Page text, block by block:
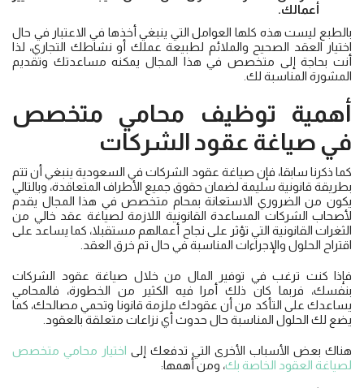
أعمالك.
بالطبع ليست هذه كلها العوامل التي ينبغي أخذها في الاعتبار في حال
اختيار العقد الصحيح والملائم لطبيعة عملك أو نشاطك التجاري، لذا
أنت بحاجة إلى متخصص في هذا المجال يمكنه مساعدتك وتقديم
المشورة المناسبة لك.
أهمية توظيف محامي متخصص
في صياغة عقود الشركات
كما ذكرنا سابقا، فإن صياغة عقود الشركات في السعودية ينبغي أن تتم
بطريقة قانونية سليمة لضمان حقوق جميع الأطراف المتعاقدة، وبالتالي
يكون من الضروري الاستعانة بمحام متخصص في هذا المجال يقدم
لأصحاب الشركات المساعدة القانونية اللازمة لصياغة عقد خالي من
الثغرات القانونية التي تؤثر على نجاح أعمالهم مستقبلا، كما يساعد على
اقتراح الحلول والإجراءات المناسبة في حال تم خرق العقد.
فإذا كنت ترغب في توفير المال من خلال صياغة عقود الشركات
بنفسك، فربما كان ذلك أمرا فيه الكثير من الخطورة، فالمحامي
يساعدك على التأكد من أن عقودك ملزمة قانونا وتحمي مصالحك، كما
يضع لك الحلول المناسبة حال حدوث أي نزاعات متعلقة بالعقود.
هناك بعض الأسباب الأخرى التي تدفعك إلى اختيار محامي متخصص
لصياغة العقود الخاصة بك، ومن أهمها: